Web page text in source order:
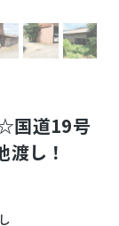
国道19号
し！